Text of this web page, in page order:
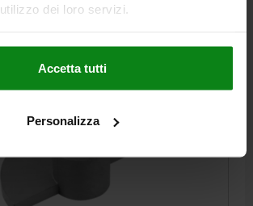
dei loro servizi.
Accetta tutti
Personalizza
DETTAGLI